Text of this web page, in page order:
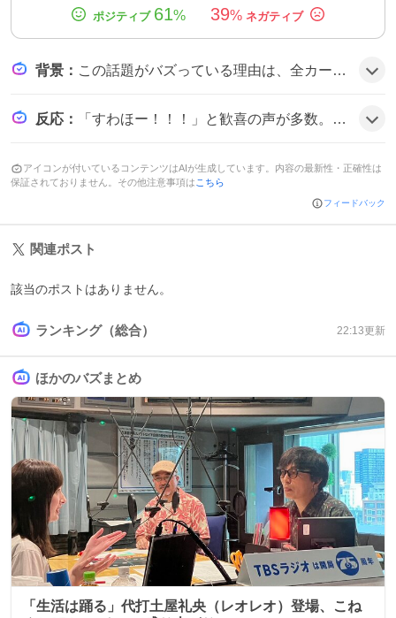
61% 39%
背景 ： この話題がバズっている理由は、全カードで勝ち越すという快挙が非常に稀であり、シーズン終盤の優勝争いに直結する重要な出来事だからだ。ファンは「すわほー」や「れおほー」といった独自の掛け声で盛り上がり、交流戦全体への期待感が高まっているようだ。
反応 ： 「すわほー！！！」と歓喜の声が多数。「れおほー！」と連続で喜びを表現する投稿が目立つ。「交流戦全カード勝ち越し！」と達成感をシェアするツイートも多く、全体的にポジティブでテンションが上がっている雰囲気だ。
アイコンが付いているコンテンツはAIが生成しています。内容の最新性・正確性は
保証されておりません。その他注意事項は こちら
フィードバック
関連ポスト
該当のポストはありません。
ランキング（総合） 22:13更新
ほかのバズまとめ
「生活は踊る」代打土屋礼央（レオレオ）登場、こね